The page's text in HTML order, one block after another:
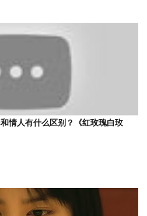
情人有什么区别？《红玫瑰白玫